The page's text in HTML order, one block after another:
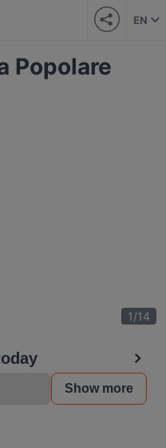
EN
Popolare
1/14
Show more